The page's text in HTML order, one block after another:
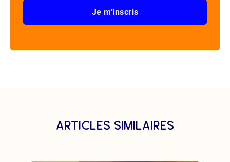
Je m'inscris
articles similaires